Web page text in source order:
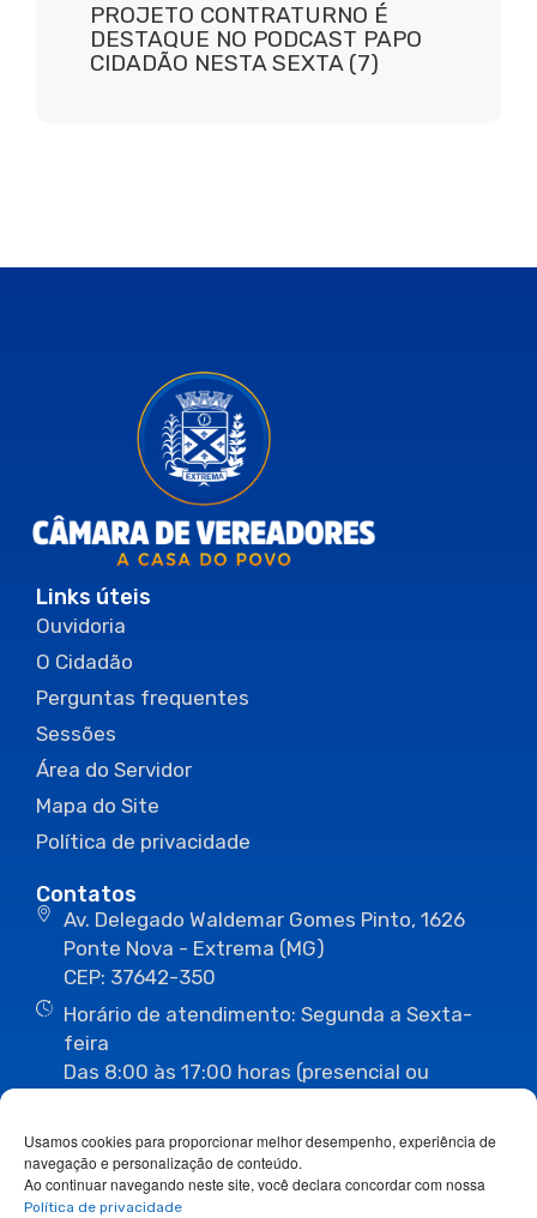
Usamos cookies para proporcionar melhor desempenho, experiência de
navegação e personalização de conteúdo.
Ao continuar navegando neste site, você declara concordar com nossa
Política de privacidade
PROJETO CONTRATURNO É
DESTAQUE NO PODCAST PAPO
CIDADÃO NESTA SEXTA (7)
Links úteis
Ouvidoria
O Cidadão
Perguntas frequentes
Sessões
Área do Servidor
Mapa do Site
Política de privacidade
Contatos
Av. Delegado Waldemar Gomes Pinto, 1626
Ponte Nova - Extrema (MG)
CEP: 37642-350
Horário de atendimento: Segunda a Sexta-
feira
Das 8:00 às 17:00 horas (presencial ou
(35) 3435-1112 (35) 3435-3063
ouvidoria@camaraextrema.mg.gov.br
imprensa@camaraextrema.mg.gov.br
Siga-nos: